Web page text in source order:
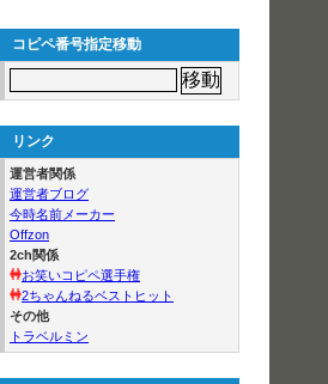
コピペ番号指定移動
リンク
運営者関係
運営者ブログ
今時名前メーカー
Offzon
2ch関係
お笑いコピペ選手権
2ちゃんねるベストヒット
その他
トラベルミン